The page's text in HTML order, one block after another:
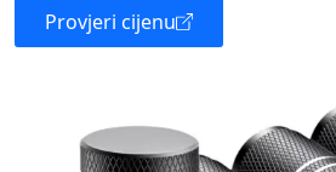
Provjeri cijenu